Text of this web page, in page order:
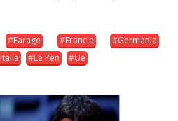
Farage Francia
Germania
Italia Le Pen Ue